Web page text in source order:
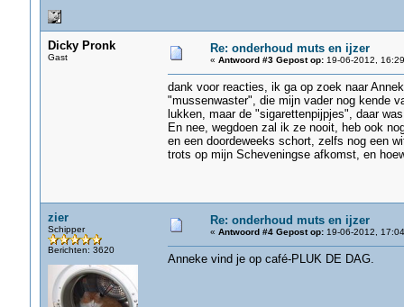
Dicky Pronk
Gast
Re: onderhoud muts en ijzer
« Antwoord #3 Gepost op:19-06-2012,
dank voor reacties, ik ga op zoek naar
"mussenwaster", die mijn vader nog kende
lukken, maar de "sigarettenpijpjes", daar
En nee, wegdoen zal ik ze nooit, heb ook
en een doordeweeks schort, zelfs nog een
trots op mijn Scheveningse afkomst, en
zier
Schipper
Berichten: 3620
Re: onderhoud muts en ijzer
« Antwoord #4 Gepost op:19-06-2012,
Anneke vind je op café-PLUK DE DAG.